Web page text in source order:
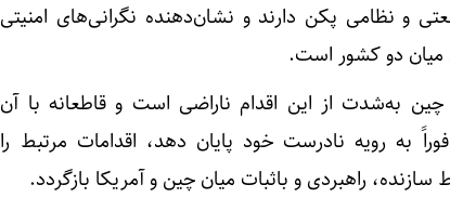
و نظامی پکن دارند و نشان‌دهنده نگرانی‌های امنیتی
میان دو کشور است.
چین به‌شدت از این اقدام ناراضی است و قاطعانه با آن
به رویه نادرست خود پایان دهد، اقدامات مرتبط را
راهبردی و باثبات میان چین و آمریکا بازگردد.